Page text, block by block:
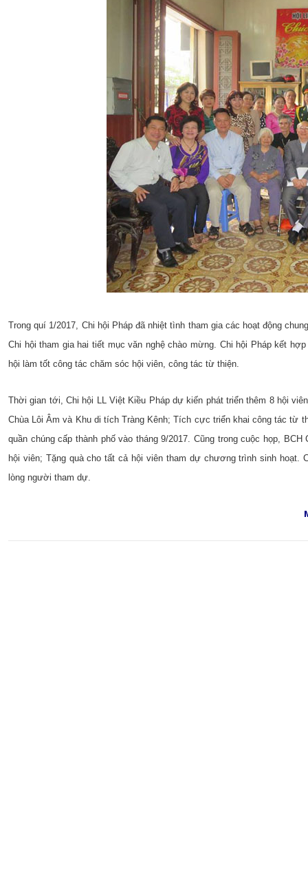
Trong quí 1/2017, Chi hội Pháp đã nhiệt tình tham gia các hoạt động
Chi hội tham gia hai tiết mục văn nghệ chào mừng. Chi hội Pháp kết
hội làm tốt công tác chăm sóc hội viên, công tác từ thiện.
Thời gian tới, Chi hội LL Việt Kiều Pháp dự kiến phát triển thêm 8 hội
Chùa Lôi Âm và Khu di tích Tràng Kênh; Tích cực triển khai công tác từ
quần chúng cấp thành phố vào tháng 9/2017. Cũng trong cuộc họp,
hội viên; Tặng quà cho tất cả hội viên tham dự chương trình sinh hoạt.
lòng người tham dự.